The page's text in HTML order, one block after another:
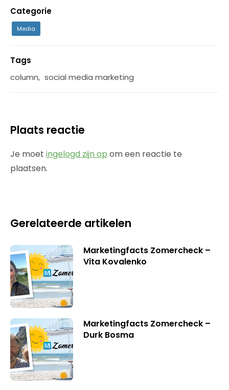
Categorie
Media
Tags
column, social media marketing
Plaats reactie
Je moet ingelogd zijn op om een reactie te
plaatsen.
Gerelateerde artikelen
Marketingfacts Zomercheck –
Vita Kovalenko
Marketingfacts Zomercheck –
Durk Bosma